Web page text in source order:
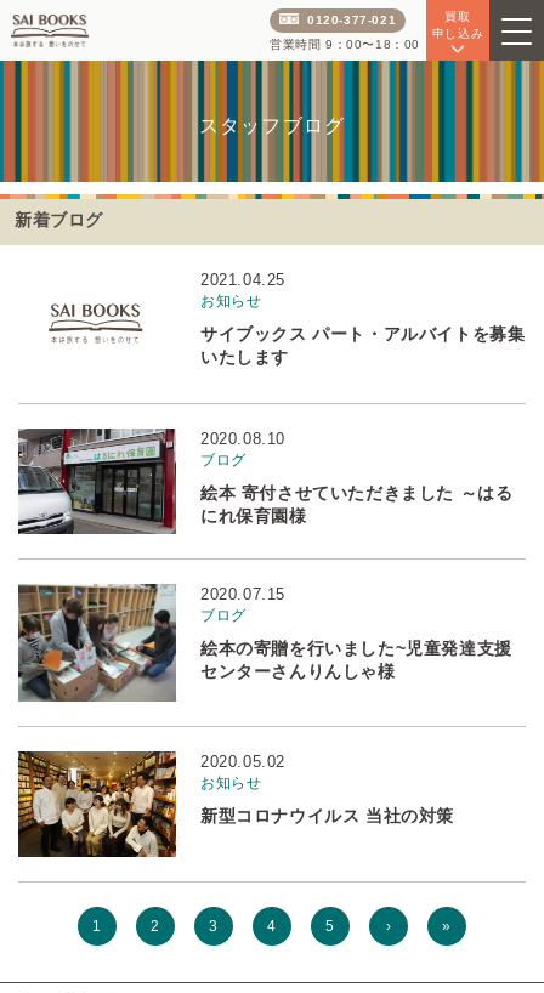
買取
申し込み
0120-377-021
営業時間 9：00〜18：00
スタッフブログ
新着ブログ
2021.04.25
お知らせ
サイブックス パート・アルバイトを募集
いたします
2020.08.10
ブログ
絵本 寄付させていただきました ～はる
にれ保育園様
2020.07.15
ブログ
絵本の寄贈を行いました~児童発達支援
センターさんりんしゃ様
2020.05.02
お知らせ
新型コロナウイルス 当社の対策
1 2 3 4 5 › »